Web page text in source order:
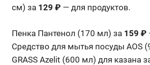
см) за 129 ₽ — для продуктов.
Пенка Пантенол (170 мл) за 159 ₽
Средство для мытья посуды AOS
GRASS Azelit (600 мл) для казана